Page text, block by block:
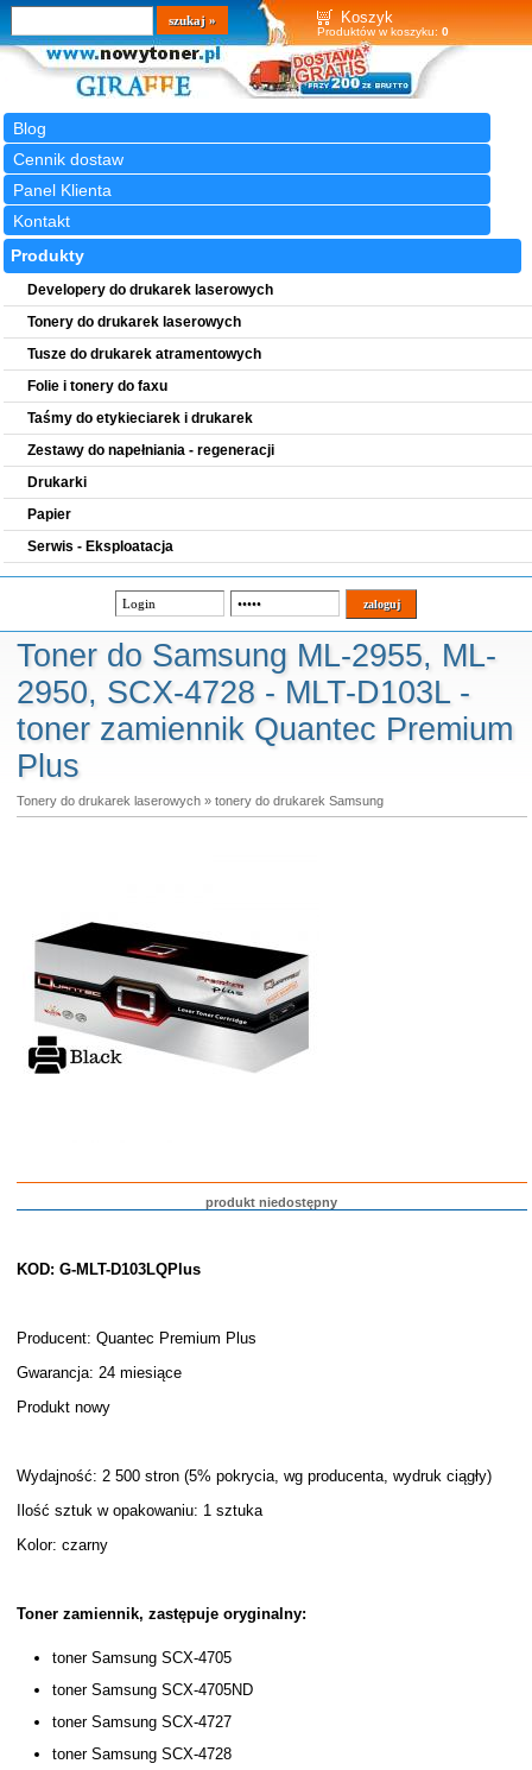
Koszyk
Produktów w koszyku: 0
Blog
Cennik dostaw
Panel Klienta
Kontakt
Wyszukiwarka
szukaj
Produkty
Developery do drukarek laserowych
Tonery do drukarek laserowych
Tusze do drukarek atramentowych
Folie i tonery do faxu
Taśmy do etykieciarek i drukarek
Zestawy do napełniania - regeneracji
Drukarki
Papier
Serwis - Eksploatacja
Toner do Samsung ML-2955, ML-
2950, SCX-4728 - MLT-D103L -
toner zamiennik Quantec Premium
Plus
Tonery do drukarek laserowych» tonery do drukarek Samsung
produkt niedostępny
KOD: G-MLT-D103LQPlus
Producent: Quantec Premium Plus
Gwarancja: 24 miesiące
Produkt nowy
Wydajność: 2 500 stron (5% pokrycia, wg producenta, wydruk ciągły)
Ilość sztuk w opakowaniu: 1 sztuka
Kolor: czarny
Toner zamiennik, zastępuje oryginalny:
toner Samsung SCX-4705
toner Samsung SCX-4705ND
toner Samsung SCX-4727
toner Samsung SCX-4728